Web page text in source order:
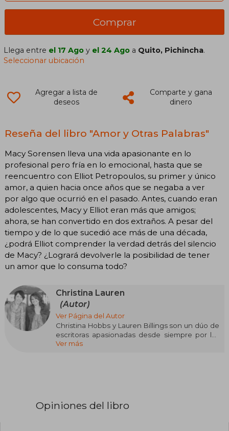
Comprar
Llega entre el 17 Ago y el 24 Ago a Quito, Pichincha.
Seleccionar ubicación
Agregar a lista de
deseos
Comparte y gana
dinero
Reseña del libro "Amor y Otras Palabras"
Macy Sorensen lleva una vida apasionante en lo
profesional pero fría en lo emocional, hasta que se
reencuentro con Elliot Petropoulos, su primer y único
amor, a quien hacia once años que se negaba a ver
por algo que ocurrió en el pasado. Antes, cuando eran
adolescentes, Macy y Elliot eran más que amigos;
ahora, se han convertido en dos extraños. A pesar del
tiempo y de lo que sucedió ace más de una década,
¿podrá Elliot comprender la verdad detrás del silencio
de Macy? ¿Logrará devolverle la posibilidad de tener
un amor que lo consuma todo?
Christina Lauren
(Autor)
Ver Página del Autor
Christina Hobbs y Lauren Billings son un dúo de
escritoras apasionadas desde siempre por las
novelas románticas. Separadas por el estado de
A Little Crazy, revisaron y reescribieron la
Ver más
Opiniones del libro